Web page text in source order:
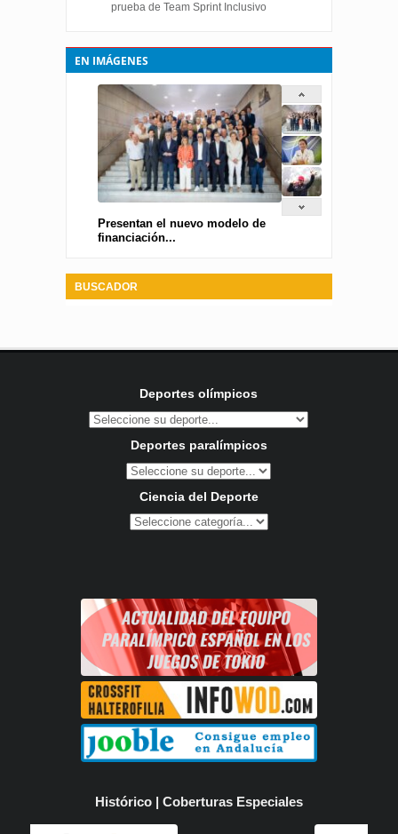
prueba de Team Sprint Inclusivo
EN IMÁGENES
Presentan el nuevo modelo de
financiación...
BUSCADOR
Deportes olímpicos
Deportes paralímpicos
Ciencia del Deporte
Histórico | Coberturas Especiales